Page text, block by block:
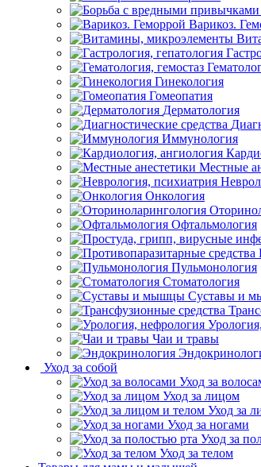
Варикоз.
Гинекология
Гомеопатия
Дерматология
Иммунология
Местные
Онкология
Офтальмология
Пульмонология
Стоматология
Суставы и
Чаи и травы
Уход за собой
Уход за
Уход за лицом
Уход за
Уход за ногами
Уход за
Уход за телом